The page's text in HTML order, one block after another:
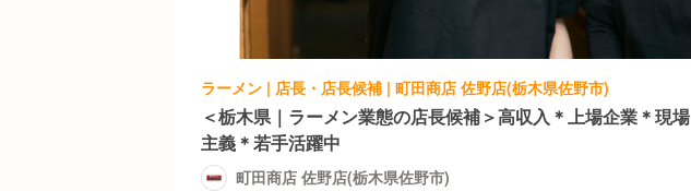
ラーメン | 店長・店長候補 | 町田商店 佐野店(栃木県佐野市)
＜栃木県｜ラーメン業態の店長候補＞高収入＊上場企業＊現場
主義＊若手活躍中
町田商店 佐野店(栃木県佐野市)